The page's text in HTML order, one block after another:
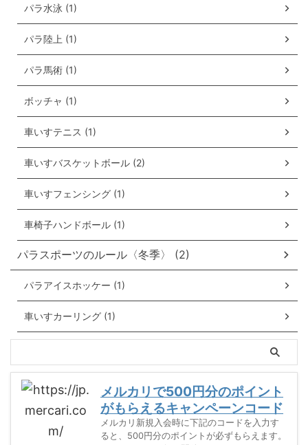
パラ水泳 (1)
パラ陸上 (1)
パラ馬術 (1)
ボッチャ (1)
車いすテニス (1)
車いすバスケットボール (2)
車いすフェンシング (1)
車椅子ハンドボール (1)
パラスポーツのルール〈冬季〉 (2)
パラアイスホッケー (1)
車いすカーリング (1)
メルカリで500円分のポイント
がもらえるキャンペーンコード
メルカリ新規入会時に下記のコードを入力す
ると、500円分のポイントが必ずもらえます。